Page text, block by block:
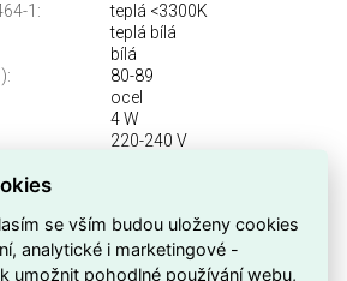
1:
teplá <3300K
teplá bílá
bílá
80-89
ocel
4 W
220-240 V
400 lm
LED neměnitelný
3000 K
se vším budou uloženy cookies
analytické i marketingové -
umožnit pohodlné používání webu,